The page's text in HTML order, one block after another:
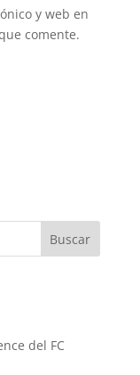
y web en
comente.
del FC